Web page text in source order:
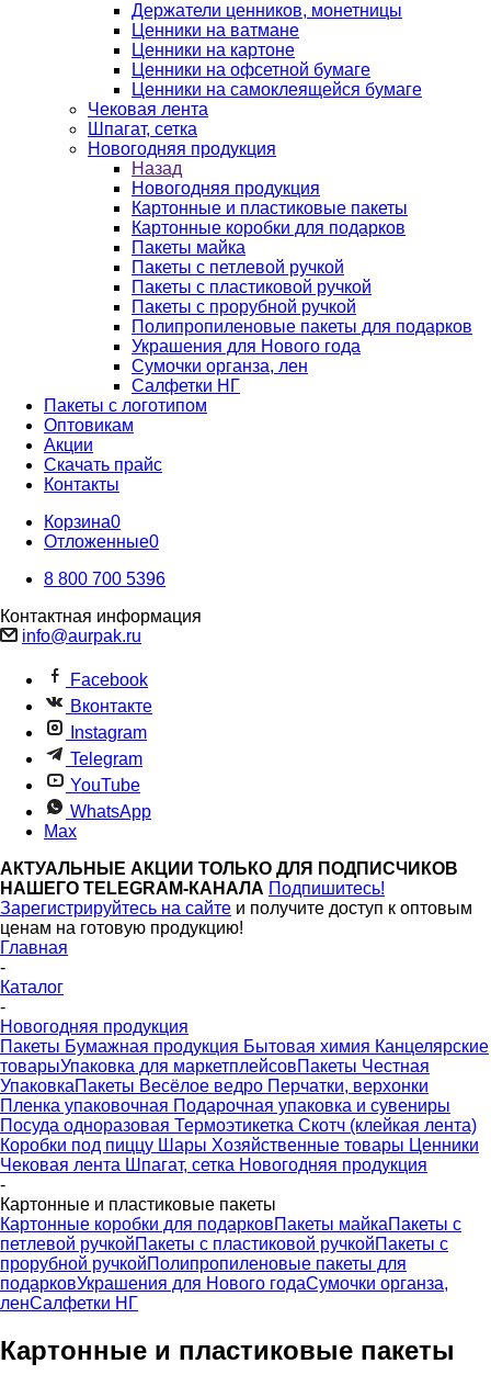
Держатели ценников, монетницы
Ценники на ватмане
Ценники на картоне
Ценники на офсетной бумаге
Ценники на самоклеящейся бумаге
Чековая лента
Шпагат, сетка
Новогодняя продукция
Назад
Новогодняя продукция
Картонные и пластиковые пакеты
Картонные коробки для подарков
Пакеты майка
Пакеты с петлевой ручкой
Пакеты с пластиковой ручкой
Пакеты с прорубной ручкой
Полипропиленовые пакеты для подарков
Украшения для Нового года
Сумочки органза, лен
Салфетки НГ
Пакеты с логотипом
Оптовикам
Акции
Скачать прайс
Контакты
Корзина0
Отложенные0
8 800 700 5396
Контактная информация
info@aurpak.ru
Facebook
Вконтакте
Instagram
Telegram
YouTube
WhatsApp
Max
АКТУАЛЬНЫЕ АКЦИИ ТОЛЬКО ДЛЯ ПОДПИСЧИКОВ
НАШЕГО TELEGRAM-КАНАЛА Подпишитесь!
Зарегистрируйтесь на сайте и получите доступ к оптовым
ценам на готовую продукцию!
Главная
-
Каталог
-
Новогодняя продукция
Пакеты Бумажная продукция Бытовая химия Канцелярские
товарыУпаковка для маркетплейсовПакеты Честная
УпаковкаПакеты Весёлое ведро Перчатки, верхонки
Пленка упаковочная Подарочная упаковка и сувениры
Посуда одноразовая Термоэтикетка Скотч (клейкая лента)
Коробки под пиццу Шары Хозяйственные товары Ценники
Чековая лента Шпагат, сетка Новогодняя продукция
-
Картонные и пластиковые пакеты
Картонные коробки для подарковПакеты майкаПакеты с
петлевой ручкойПакеты с пластиковой ручкойПакеты с
прорубной ручкойПолипропиленовые пакеты для
подарковУкрашения для Нового годаСумочки органза,
ленСалфетки НГ
Картонные и пластиковые пакеты